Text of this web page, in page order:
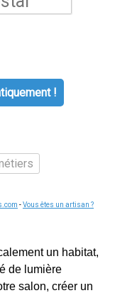
!
-Vous êtes un artisan ?
un habitat,
de lumière
salon, créer un